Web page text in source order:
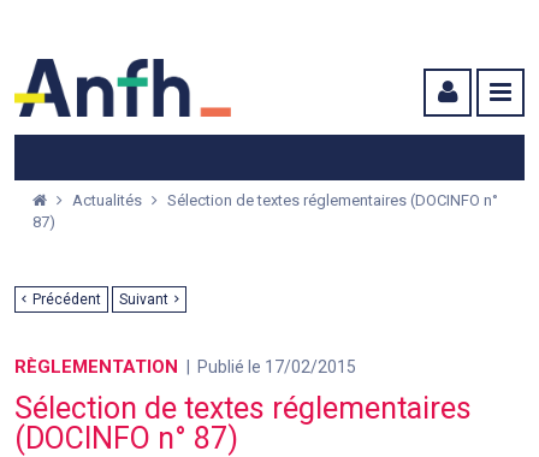
Actualités
Sélection de textes réglementaires (DOCINFO n°
87)
Précédent Suivant
RÈGLEMENTATION Publié le 17/02/2015
Sélection de textes réglementaires
(DOCINFO n° 87)